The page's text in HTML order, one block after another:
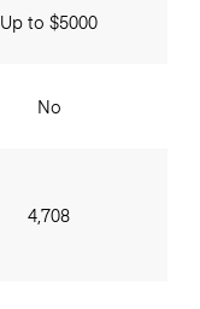
Up to $5000
No
4,708